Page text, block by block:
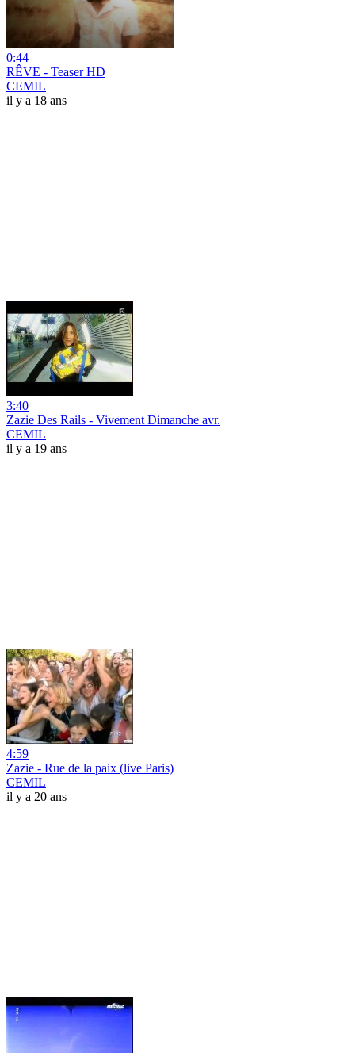
0:44
RÊVE - Teaser HD
CEMIL
il y a 18 ans
3:40
Zazie Des Rails - Vivement Dimanche avr.
CEMIL
il y a 19 ans
4:59
Zazie - Rue de la paix (live Paris)
CEMIL
il y a 20 ans